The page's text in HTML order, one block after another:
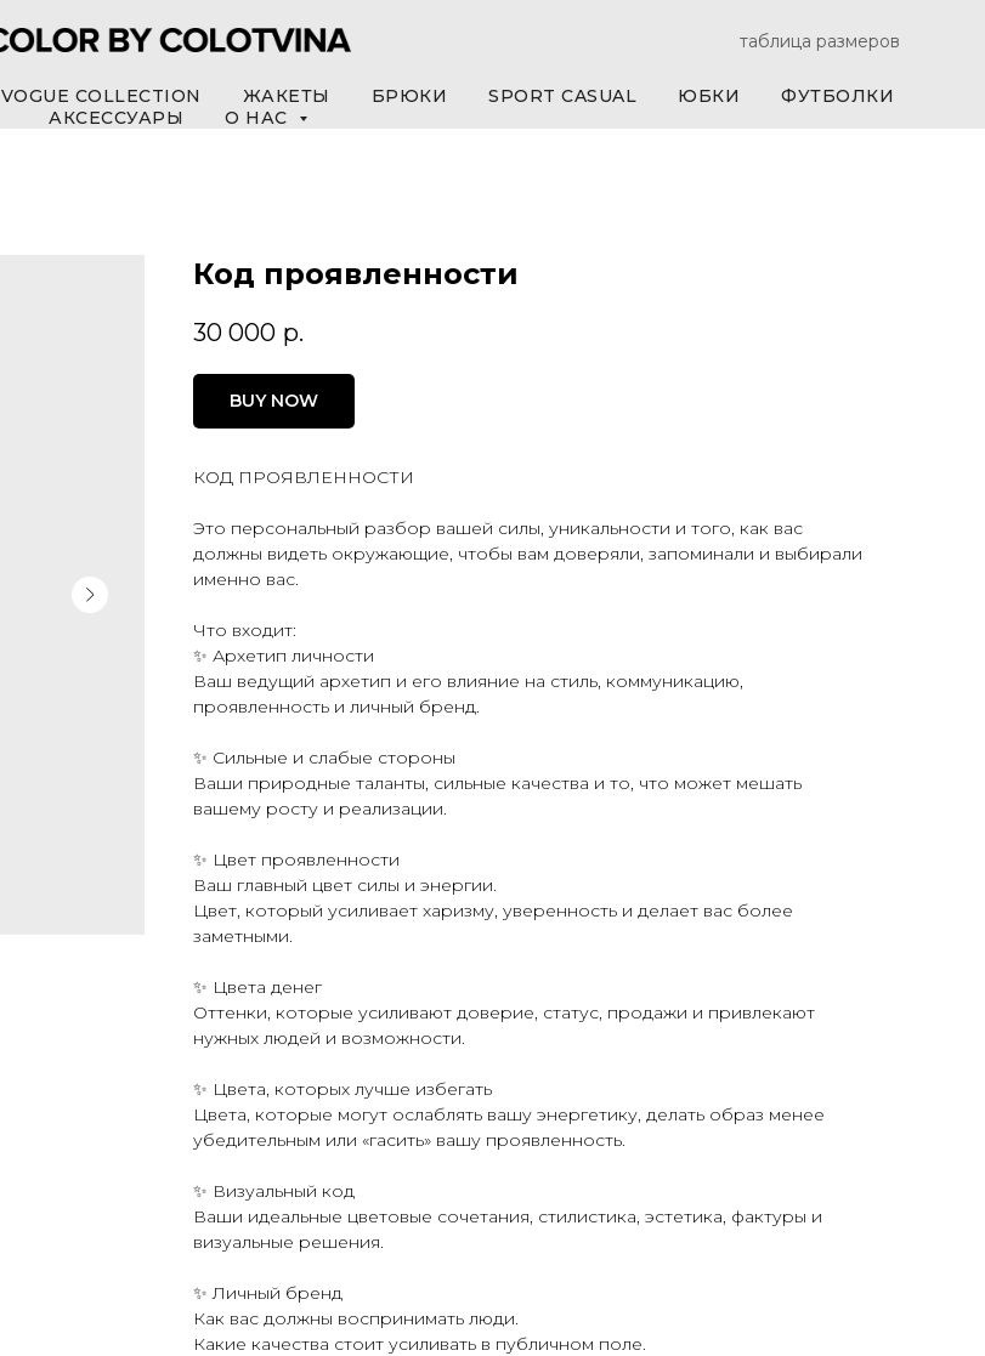
таблица размеров
VOGUE COLLECTION ЖАКЕТЫ БРЮКИ SPORT CASUAL ЮБКИ
ФУТБОЛКИ
АКСЕССУАРЫ
О НАС
Код проявленности
30 000 р.
BUY NOW
КОД ПРОЯВЛЕННОСТИ
Это персональный разбор вашей силы, уникальности и того, как вас
должны видеть окружающие, чтобы вам доверяли, запоминали и выбирали
именно вас.
Что входит:
✨ Архетип личности
Ваш ведущий архетип и его влияние на стиль, коммуникацию,
проявленность и личный бренд.
✨ Сильные и слабые стороны
Ваши природные таланты, сильные качества и то, что может мешать
вашему росту и реализации.
✨ Цвет проявленности
Ваш главный цвет силы и энергии.
Цвет, который усиливает харизму, уверенность и делает вас более
заметными.
✨ Цвета денег
Оттенки, которые усиливают доверие, статус, продажи и привлекают
нужных людей и возможности.
✨ Цвета, которых лучше избегать
Цвета, которые могут ослаблять вашу энергетику, делать образ менее
убедительным или «гасить» вашу проявленность.
✨ Визуальный код
Ваши идеальные цветовые сочетания, стилистика, эстетика, фактуры и
визуальные решения.
✨ Личный бренд
Как вас должны воспринимать люди.
Какие качества стоит усиливать в публичном поле.